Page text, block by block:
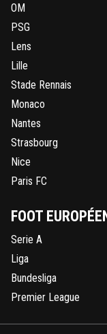
OM
PSG
Lens
Lille
Stade Rennais
Monaco
Nantes
Strasbourg
Nice
Paris FC
FOOT
Serie A
Liga
Bundesliga
Premier League